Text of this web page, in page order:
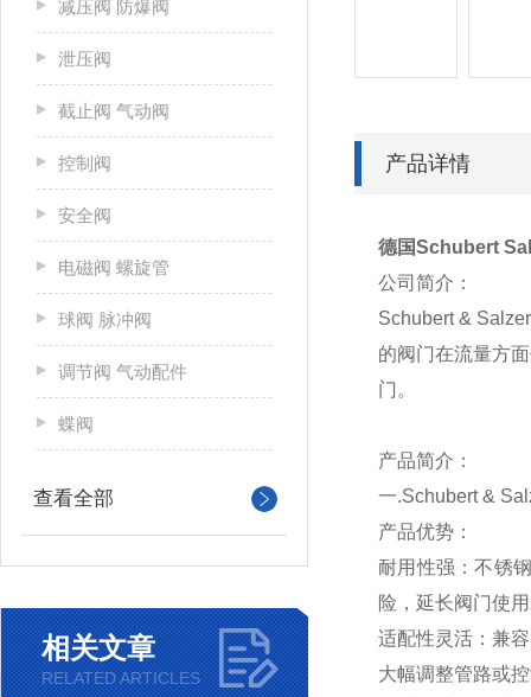
减压阀 防爆阀
泄压阀
截止阀 气动阀
控制阀
安全阀
电磁阀 螺旋管
球阀 脉冲阀
调节阀 气动配件
蝶阀
查看全部
相关文章
RELATED ARTICLES
产品详情
德国Schubert
公司简介：
Schubert &
的阀门在流量方
门。
产品简介：
一.Schubert &
产品优势：
耐用性强：不锈
险，延长阀门使
适配性灵活：兼
大幅调整管路或